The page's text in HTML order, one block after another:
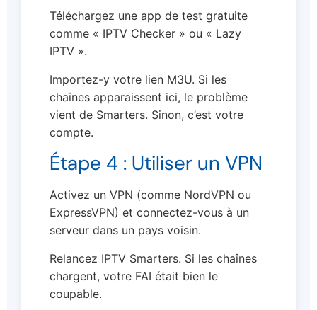
Téléchargez une app de test gratuite
comme « IPTV Checker » ou « Lazy
IPTV ».
Importez-y votre lien M3U. Si les
chaînes apparaissent ici, le problème
vient de Smarters. Sinon, c’est votre
compte.
Étape 4 : Utiliser un VPN
Activez un VPN (comme NordVPN ou
ExpressVPN) et connectez-vous à un
serveur dans un pays voisin.
Relancez IPTV Smarters. Si les chaînes
chargent, votre FAI était bien le
coupable.